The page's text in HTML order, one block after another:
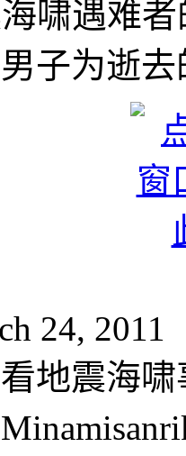
啸遇难
子为逝
24, 2011
地震海